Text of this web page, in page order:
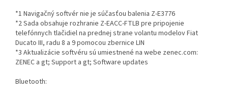
*1 Navigačný softvér nie je súčasťou balenia Z-E3776
*2 Sada obsahuje rozhranie Z-EACC-FTLB pre pripojenie
telefónnych tlačidiel na prednej strane volantu modelov Fiat
Ducato III, radu 8 a 9 pomocou zbernice LIN
*3 Aktualizácie softvéru sú umiestnené na webe zenec.com:
ZENEC a gt; Support a gt; Software updates
Bluetooth: